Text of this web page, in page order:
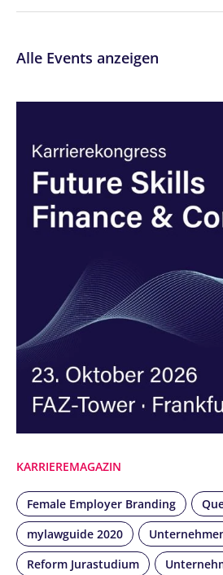
Alle Events anzeigen
KARRIEREMAGAZIN
Female Employer Branding
mylawguide 2020
Reform Jurastudium